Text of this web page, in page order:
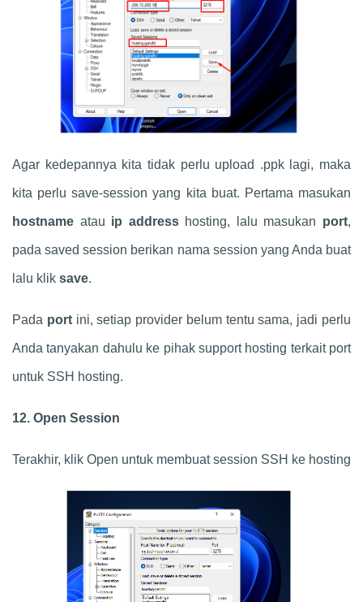
Agar kedepannya kita tidak perlu upload .ppk lagi, maka
kita perlu save-session yang kita buat. Pertama masukan
hostname atau ip addresshosting, lalu masukan port,
pada saved session berikan nama session yang Anda buat
lalu klik save.
Pada port ini, setiap provider belum tentu sama, jadi perlu
Anda tanyakan dahulu ke pihak support hosting terkait port
untuk SSH hosting.
12. Open Session
Terakhir, klik Open untuk membuat session SSH ke hosting